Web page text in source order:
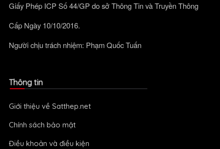
Giấy Phép ICP Số 44/GP do sở Thông Tin và Truyền Thông
Cấp Ngày 10/10/2016.
Người chịu trách nhiệm: Phạm Quốc Tuấn
Thông tin
Giới thiệu về Satthep.net
Chính sách bảo mật
Điều khoản và điều kiện